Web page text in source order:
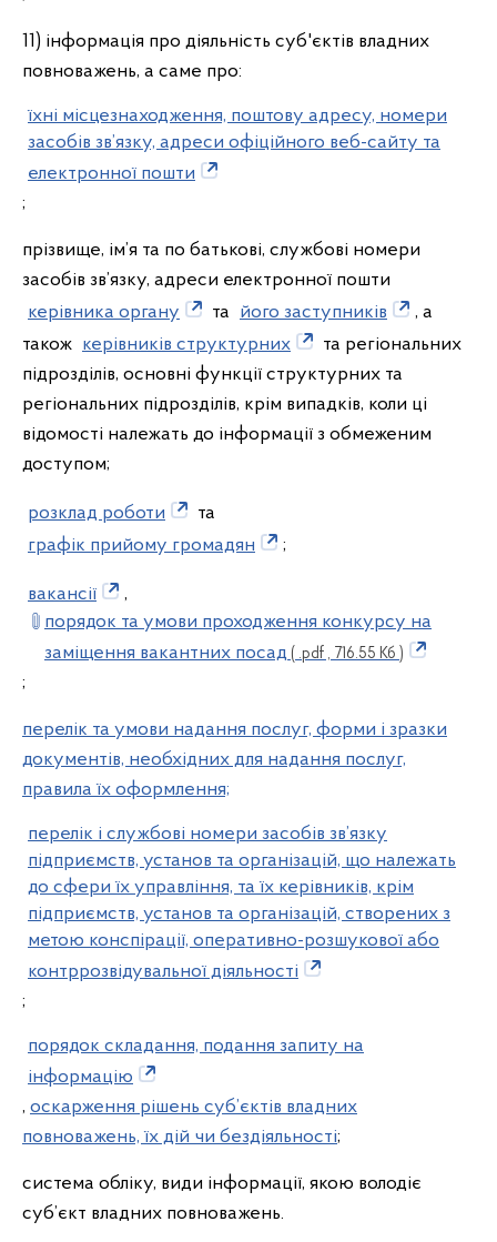
11) інформація про діяльність суб'єктів владних
повноважень, а саме про:
їхні місцезнаходження, поштову адресу, номери
засобів зв’язку, адреси офіційного веб-сайту та
електронної пошти
;
прізвище, ім’я та по батькові, службові номери
засобів зв’язку, адреси електронної пошти
керівника органу
та його заступників
, а
також керівників структурних
та регіональних
підрозділів, основні функції структурних та
регіональних підрозділів, крім випадків, коли ці
відомості належать до інформації з обмеженим
доступом;
розклад роботи
та
графік прийому громадян
;
вакансії
,
порядок та умови проходження конкурсу на
заміщення вакантних посад ( .pdf , 716.55 Кб )
;
перелік та умови надання послуг, форми і зразки
документів, необхідних для надання послуг,
правила їх оформлення;
перелік і службові номери засобів зв’язку
підприємств, установ та організацій, що належать
до сфери їх управління, та їх керівників, крім
підприємств, установ та організацій, створених з
метою конспірації, оперативно-розшукової або
контррозвідувальної діяльності
;
порядок складання, подання запиту на
інформацію
, оскарження рішень суб’єктів владних
повноважень, їх дій чи бездіяльності;
система обліку, види інформації, якою володіє
суб’єкт владних повноважень.